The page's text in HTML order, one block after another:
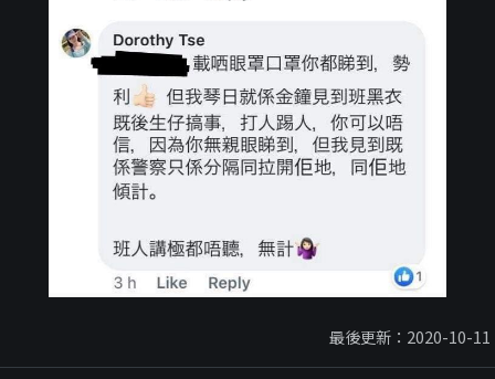
最後更新：2020-10-11